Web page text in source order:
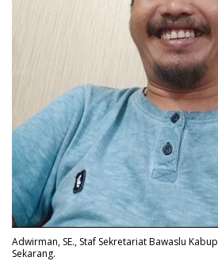
Adwirman, SE., Staf Sekretariat Bawaslu
Sekarang.